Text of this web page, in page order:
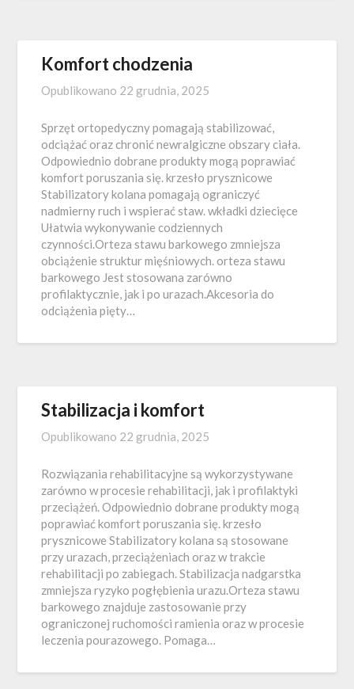
Komfort chodzenia
Opublikowano 22 grudnia, 2025
Sprzęt ortopedyczny pomagają stabilizować,
odciążać oraz chronić newralgiczne obszary ciała.
Odpowiednio dobrane produkty mogą poprawiać
komfort poruszania się. krzesło prysznicowe
Stabilizatory kolana pomagają ograniczyć
nadmierny ruch i wspierać staw. wkładki dziecięce
Ułatwia wykonywanie codziennych
czynności.Orteza stawu barkowego zmniejsza
obciążenie struktur mięśniowych. orteza stawu
barkowego Jest stosowana zarówno
profilaktycznie, jak i po urazach.Akcesoria do
odciążenia pięty…
Stabilizacja i komfort
Opublikowano 22 grudnia, 2025
Rozwiązania rehabilitacyjne są wykorzystywane
zarówno w procesie rehabilitacji, jak i profilaktyki
przeciążeń. Odpowiednio dobrane produkty mogą
poprawiać komfort poruszania się. krzesło
prysznicowe Stabilizatory kolana są stosowane
przy urazach, przeciążeniach oraz w trakcie
rehabilitacji po zabiegach. Stabilizacja nadgarstka
zmniejsza ryzyko pogłębienia urazu.Orteza stawu
barkowego znajduje zastosowanie przy
ograniczonej ruchomości ramienia oraz w procesie
leczenia pourazowego. Pomaga…